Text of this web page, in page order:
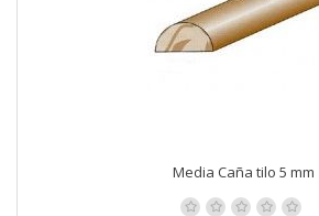
Media Caña tilo 5 mm